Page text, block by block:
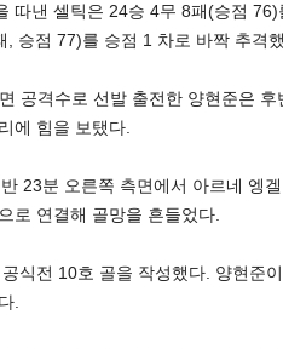
따낸 셀틱은 24승 4무 8패(승점
승점 77)를 승점 1 차로 바짝 추격
공격수로 선발 출전한 양현준은
에 힘을 보탰다.
23분 오른쪽 측면에서 아르네 엥
로 연결해 골망을 흔들었다.
식전 10호 골을 작성했다. 양현준
.